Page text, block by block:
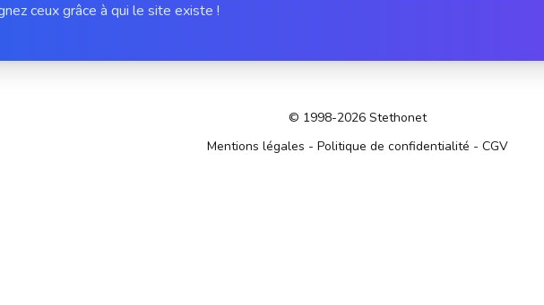
ceux grâce à qui le site existe !
© 1998-2026 Stethonet
Mentions légales - Politique de confidentialité - CGV